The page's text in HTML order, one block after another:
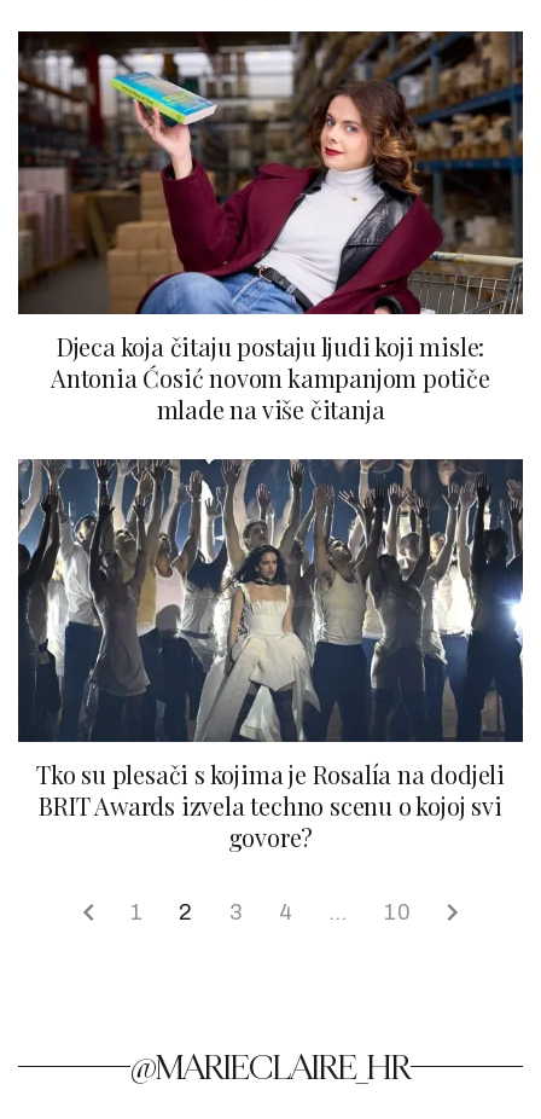
Djeca koja čitaju postaju ljudi koji misle:
Antonia Ćosić novom kampanjom potiče
mlade na više čitanja
Tko su plesači s kojima je Rosalía na dodjeli
BRIT Awards izvela techno scenu o kojoj svi
govore?
1 2 3 4 … 10
@MARIECLAIRE_HR